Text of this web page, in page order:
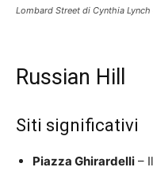
Lombard Street di Cynthia
Russian Hill
Siti significativi
Piazza Ghirardelli –